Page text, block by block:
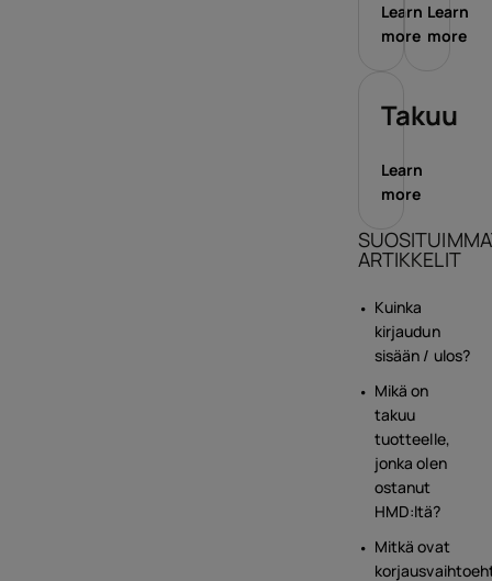
Learn
more
Learn
more
Takuu
Learn
more
ARTIKKELIT
Kuinka
kirjaudun
sisään / ulos?
Mikä on
takuu
tuotteelle,
jonka olen
ostanut
HMD:ltä?
Mitkä ovat